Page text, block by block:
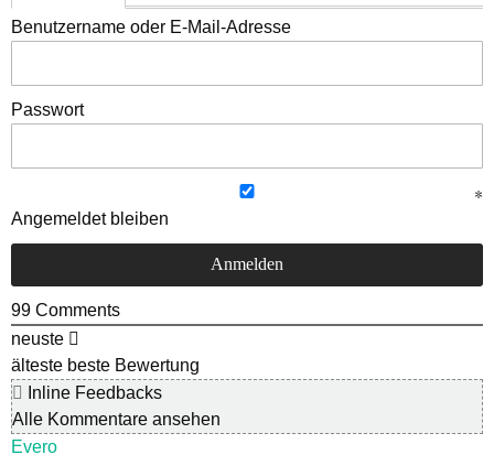
Benutzername oder E-Mail-Adresse
Passwort
Angemeldet bleiben
99 Comments
neuste
älteste beste Bewertung
Inline Feedbacks
Alle Kommentare ansehen
Evero